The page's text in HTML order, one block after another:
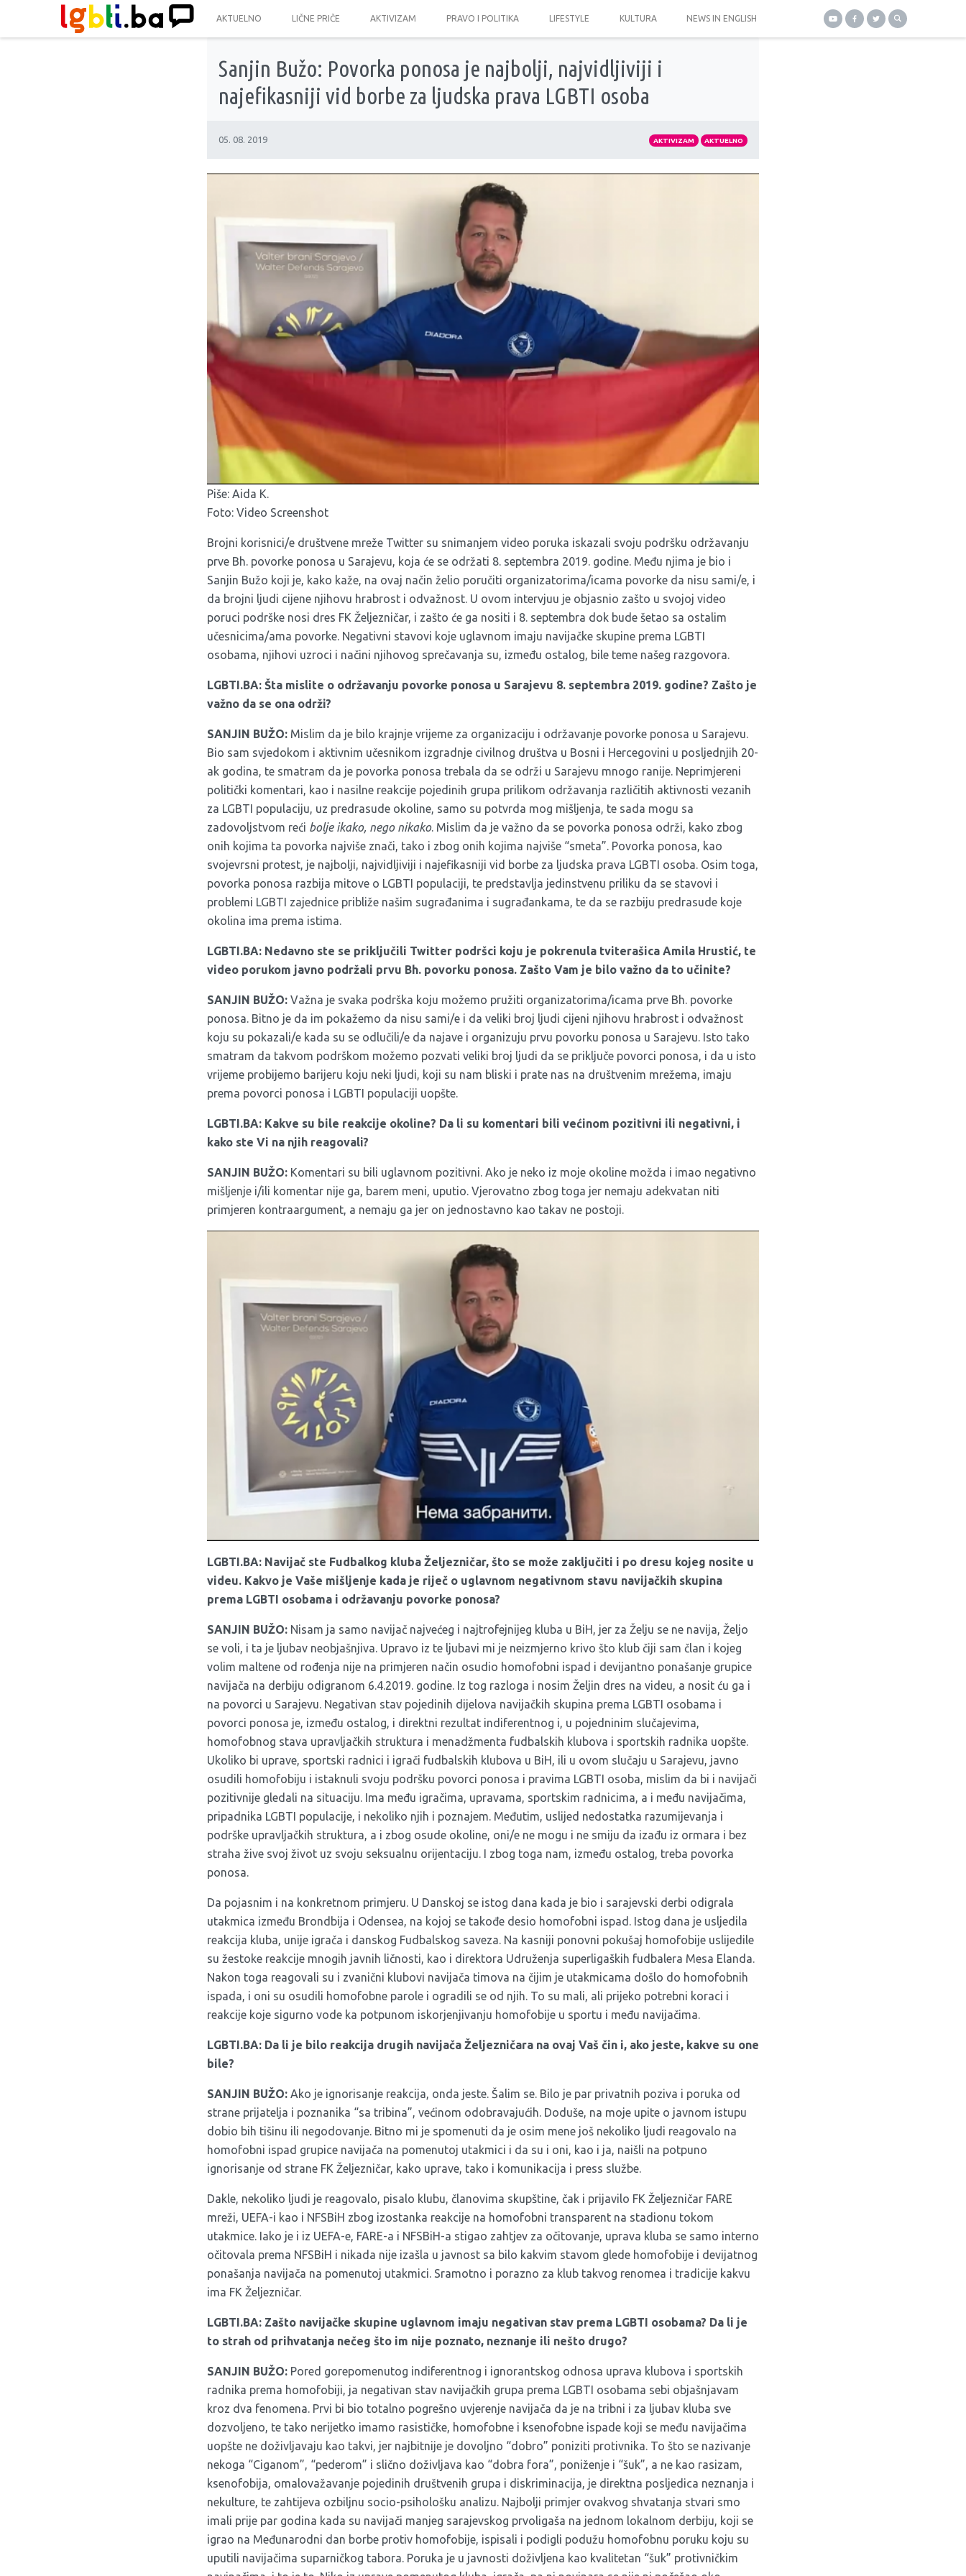
AKTUELNO LIČNE PRIČE AKTIVIZAM PRAVO I POLITIKA LIFESTYLE KULTURA NEWS IN ENGLISH
Sanjin Bužo: Povorka ponosa je najbolji, najvidljiviji i
najefikasniji vid borbe za ljudska prava LGBTI osoba
05. 08. 2019 AKTIVIZAM AKTUELNO
Piše: Aida K.
Foto: Video Screenshot
Brojni korisnici/e društvene mreže Twitter su snimanjem video poruka iskazali svoju podršku održavanju
prve Bh. povorke ponosa u Sarajevu, koja će se održati 8. septembra 2019. godine. Među njima je bio i
Sanjin Bužo koji je, kako kaže, na ovaj način želio poručiti organizatorima/icama povorke da nisu sami/e, i
da brojni ljudi cijene njihovu hrabrost i odvažnost. U ovom intervjuu je objasnio zašto u svojoj video
poruci podrške nosi dres FK Željezničar, i zašto će ga nositi i 8. septembra dok bude šetao sa ostalim
učesnicima/ama povorke. Negativni stavovi koje uglavnom imaju navijačke skupine prema LGBTI
osobama, njihovi uzroci i načini njihovog sprečavanja su, između ostalog, bile teme našeg razgovora.
LGBTI.BA: Šta mislite o održavanju povorke ponosa u Sarajevu 8. septembra 2019. godine? Zašto je
važno da se ona održi?
SANJIN BUŽO: Mislim da je bilo krajnje vrijeme za organizaciju i održavanje povorke ponosa u Sarajevu.
Bio sam svjedokom i aktivnim učesnikom izgradnje civilnog društva u Bosni i Hercegovini u posljednjih 20-
ak godina, te smatram da je povorka ponosa trebala da se održi u Sarajevu mnogo ranije. Neprimjereni
politički komentari, kao i nasilne reakcije pojedinih grupa prilikom održavanja različitih aktivnosti vezanih
za LGBTI populaciju, uz predrasude okoline, samo su potvrda mog mišljenja, te sada mogu sa
zadovoljstvom reći bolje ikako, nego nikako. Mislim da je važno da se povorka ponosa održi, kako zbog
onih kojima ta povorka najviše znači, tako i zbog onih kojima najviše “smeta”. Povorka ponosa, kao
svojevrsni protest, je najbolji, najvidljiviji i najefikasniji vid borbe za ljudska prava LGBTI osoba. Osim toga,
povorka ponosa razbija mitove o LGBTI populaciji, te predstavlja jedinstvenu priliku da se stavovi i
problemi LGBTI zajednice približe našim sugrađanima i sugrađankama, te da se razbiju predrasude koje
okolina ima prema istima.
LGBTI.BA: Nedavno ste se priključili Twitter podršci koju je pokrenula tviterašica Amila Hrustić, te
video porukom javno podržali prvu Bh. povorku ponosa. Zašto Vam je bilo važno da to učinite?
SANJIN BUŽO: Važna je svaka podrška koju možemo pružiti organizatorima/icama prve Bh. povorke
ponosa. Bitno je da im pokažemo da nisu sami/e i da veliki broj ljudi cijeni njihovu hrabrost i odvažnost
koju su pokazali/e kada su se odlučili/e da najave i organizuju prvu povorku ponosa u Sarajevu. Isto tako
smatram da takvom podrškom možemo pozvati veliki broj ljudi da se priključe povorci ponosa, i da u isto
vrijeme probijemo barijeru koju neki ljudi, koji su nam bliski i prate nas na društvenim mrežema, imaju
prema povorci ponosa i LGBTI populaciji uopšte.
LGBTI.BA: Kakve su bile reakcije okoline? Da li su komentari bili većinom pozitivni ili negativni, i
kako ste Vi na njih reagovali?
SANJIN BUŽO: Komentari su bili uglavnom pozitivni. Ako je neko iz moje okoline možda i imao negativno
mišljenje i/ili komentar nije ga, barem meni, uputio. Vjerovatno zbog toga jer nemaju adekvatan niti
primjeren kontraargument, a nemaju ga jer on jednostavno kao takav ne postoji.
LGBTI.BA: Navijač ste Fudbalkog kluba Željezničar, što se može zaključiti i po dresu kojeg nosite u
videu. Kakvo je Vaše mišljenje kada je riječ o uglavnom negativnom stavu navijačkih skupina
prema LGBTI osobama i održavanju povorke ponosa?
SANJIN BUŽO: Nisam ja samo navijač najvećeg i najtrofejnijeg kluba u BiH, jer za Želju se ne navija, Željo
se voli, i ta je ljubav neobjašnjiva. Upravo iz te ljubavi mi je neizmjerno krivo što klub čiji sam član i kojeg
volim maltene od rođenja nije na primjeren način osudio homofobni ispad i devijantno ponašanje grupice
navijača na derbiju odigranom 6.4.2019. godine. Iz tog razloga i nosim Željin dres na videu, a nosit ću ga i
na povorci u Sarajevu. Negativan stav pojedinih dijelova navijačkih skupina prema LGBTI osobama i
povorci ponosa je, između ostalog, i direktni rezultat indiferentnog i, u pojedninim slučajevima,
homofobnog stava upravljačkih struktura i menadžmenta fudbalskih klubova i sportskih radnika uopšte.
Ukoliko bi uprave, sportski radnici i igrači fudbalskih klubova u BiH, ili u ovom slučaju u Sarajevu, javno
osudili homofobiju i istaknuli svoju podršku povorci ponosa i pravima LGBTI osoba, mislim da bi i navijači
pozitivnije gledali na situaciju. Ima među igračima, upravama, sportskim radnicima, a i među navijačima,
pripadnika LGBTI populacije, i nekoliko njih i poznajem. Međutim, uslijed nedostatka razumijevanja i
podrške upravljačkih struktura, a i zbog osude okoline, oni/e ne mogu i ne smiju da izađu iz ormara i bez
straha žive svoj život uz svoju seksualnu orijentaciju. I zbog toga nam, između ostalog, treba povorka
ponosa.
Da pojasnim i na konkretnom primjeru. U Danskoj se istog dana kada je bio i sarajevski derbi odigrala
utakmica između Brondbija i Odensea, na kojoj se takođe desio homofobni ispad. Istog dana je usljedila
reakcija kluba, unije igrača i danskog Fudbalskog saveza. Na kasniji ponovni pokušaj homofobije uslijedile
su žestoke reakcije mnogih javnih ličnosti, kao i direktora Udruženja superligaških fudbalera Mesa Elanda.
Nakon toga reagovali su i zvanični klubovi navijača timova na čijim je utakmicama došlo do homofobnih
ispada, i oni su osudili homofobne parole i ogradili se od njih. To su mali, ali prijeko potrebni koraci i
reakcije koje sigurno vode ka potpunom iskorjenjivanju homofobije u sportu i među navijačima.
LGBTI.BA: Da li je bilo reakcija drugih navijača Željezničara na ovaj Vaš čin i, ako jeste, kakve su one
bile?
SANJIN BUŽO: Ako je ignorisanje reakcija, onda jeste. Šalim se. Bilo je par privatnih poziva i poruka od
strane prijatelja i poznanika “sa tribina”, većinom odobravajućih. Doduše, na moje upite o javnom istupu
dobio bih tišinu ili negodovanje. Bitno mi je spomenuti da je osim mene još nekoliko ljudi reagovalo na
homofobni ispad grupice navijača na pomenutoj utakmici i da su i oni, kao i ja, naišli na potpuno
ignorisanje od strane FK Željezničar, kako uprave, tako i komunikacija i press službe.
Dakle, nekoliko ljudi je reagovalo, pisalo klubu, članovima skupštine, čak i prijavilo FK Željezničar FARE
mreži, UEFA-i kao i NFSBiH zbog izostanka reakcije na homofobni transparent na stadionu tokom
utakmice. Iako je i iz UEFA-e, FARE-a i NFSBiH-a stigao zahtjev za očitovanje, uprava kluba se samo interno
očitovala prema NFSBiH i nikada nije izašla u javnost sa bilo kakvim stavom glede homofobije i devijatnog
ponašanja navijača na pomenutoj utakmici. Sramotno i porazno za klub takvog renomea i tradicije kakvu
ima FK Željezničar.
LGBTI.BA: Zašto navijačke skupine uglavnom imaju negativan stav prema LGBTI osobama? Da li je
to strah od prihvatanja nečeg što im nije poznato, neznanje ili nešto drugo?
SANJIN BUŽO: Pored gorepomenutog indiferentnog i ignorantskog odnosa uprava klubova i sportskih
radnika prema homofobiji, ja negativan stav navijačkih grupa prema LGBTI osobama sebi objašnjavam
kroz dva fenomena. Prvi bi bio totalno pogrešno uvjerenje navijača da je na tribni i za ljubav kluba sve
dozvoljeno, te tako nerijetko imamo rasističke, homofobne i ksenofobne ispade koji se među navijačima
uopšte ne doživljavaju kao takvi, jer najbitnije je dovoljno “dobro” poniziti protivnika. To što se nazivanje
nekoga “Ciganom”, “pederom” i slično doživljava kao “dobra fora”, poniženje i “šuk”, a ne kao rasizam,
ksenofobija, omalovažavanje pojedinih društvenih grupa i diskriminacija, je direktna posljedica neznanja i
nekulture, te zahtijeva ozbiljnu socio-psihološku analizu. Najbolji primjer ovakvog shvatanja stvari smo
imali prije par godina kada su navijači manjeg sarajevskog prvoligaša na jednom lokalnom derbiju, koji se
igrao na Međunarodni dan borbe protiv homofobije, ispisali i podigli podužu homofobnu poruku koju su
uputili navijačima suparničkog tabora. Poruka je u javnosti doživljena kao kvalitetan “šuk” protivničkim